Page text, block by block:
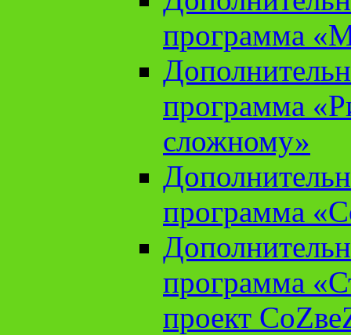
программа
программа
сложному»
программа
программа
проект